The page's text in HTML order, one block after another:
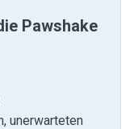
Pawshake
unerwarteten